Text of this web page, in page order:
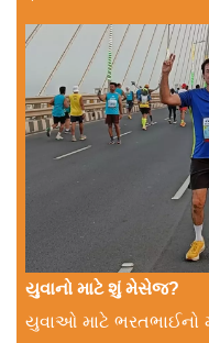
યુવાનો માટે શું મેસેજ?
યુવાઓ માટે